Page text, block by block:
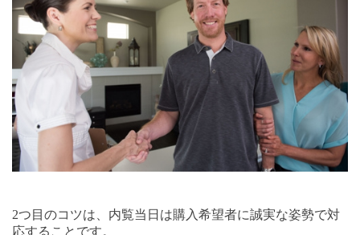
2つ目のコツは、内覧当日は購入希望者に誠実な姿勢で対
応することです。